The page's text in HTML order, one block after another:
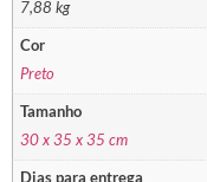
7,88 kg
Cor
Preto
Tamanho
30 x 35 x 35 cm
Dias para entrega